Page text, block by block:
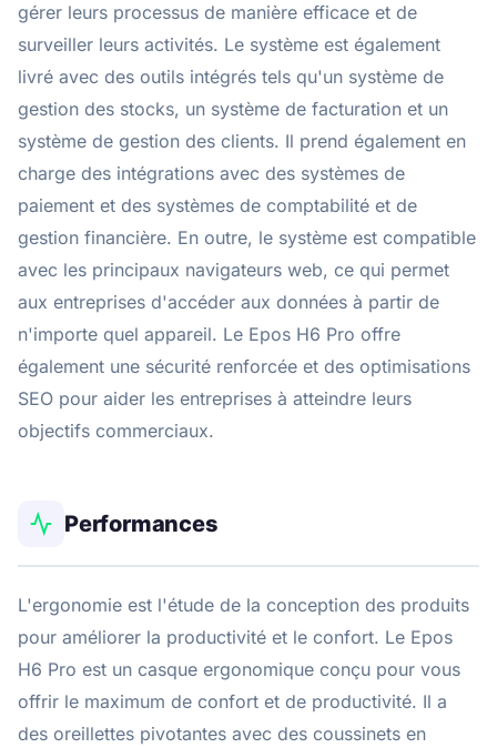
gérer leurs processus de manière efficace et de
surveiller leurs activités. Le système est également
livré avec des outils intégrés tels qu'un système de
gestion des stocks, un système de facturation et un
système de gestion des clients. Il prend également en
charge des intégrations avec des systèmes de
paiement et des systèmes de comptabilité et de
gestion financière. En outre, le système est compatible
avec les principaux navigateurs web, ce qui permet
aux entreprises d'accéder aux données à partir de
n'importe quel appareil. Le Epos H6 Pro offre
également une sécurité renforcée et des optimisations
SEO pour aider les entreprises à atteindre leurs
objectifs commerciaux.
Performances
L'ergonomie est l'étude de la conception des produits
pour améliorer la productivité et le confort. Le Epos
H6 Pro est un casque ergonomique conçu pour vous
offrir le maximum de confort et de productivité. Il a
des oreillettes pivotantes avec des coussinets en